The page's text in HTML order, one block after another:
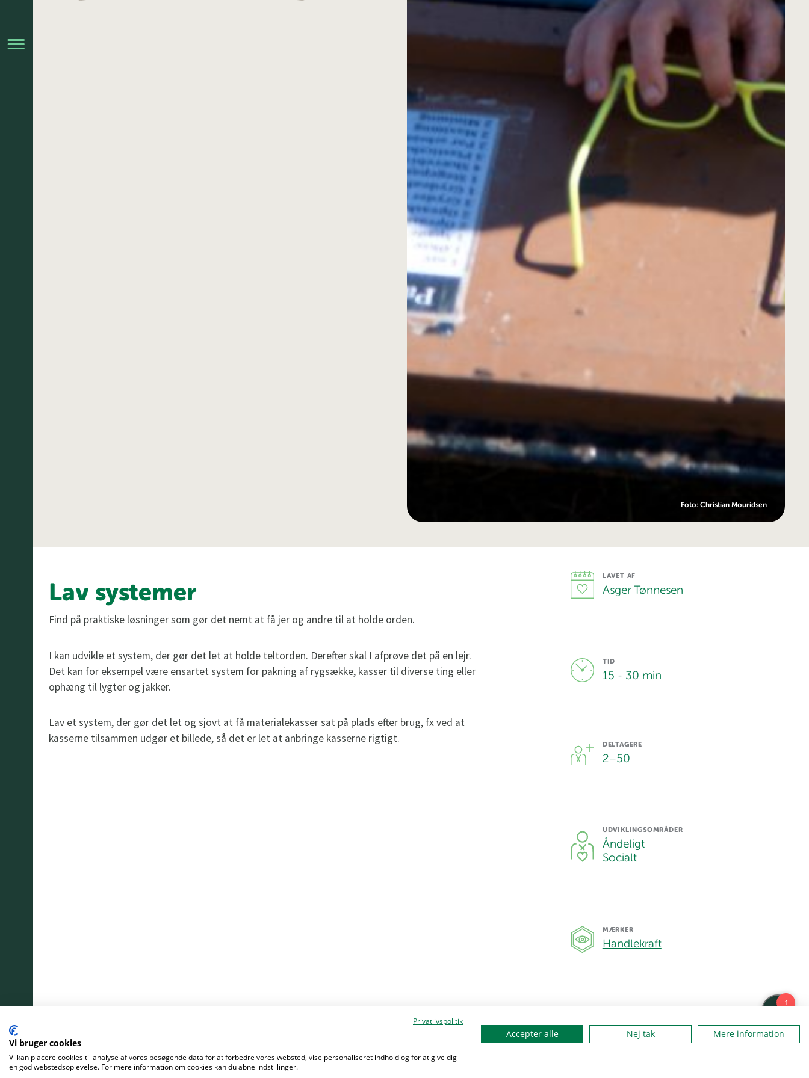
Foto: Christian Mouridsen
Lav systemer
Find på praktiske løsninger som gør det nemt at få jer og andre til at holde orden.
I kan udvikle et system, der gør det let at holde teltorden. Derefter skal I afprøve det på en lejr.
Det kan for eksempel være ensartet system for pakning af rygsække, kasser til diverse ting eller
ophæng til lygter og jakker.
Lav et system, der gør det let og sjovt at få materialekasser sat på plads efter brug, fx ved at
kasserne tilsammen udgør et billede, så det er let at anbringe kasserne rigtigt.
LAVET AF
Asger Tønnesen
TID
15 - 30 min
DELTAGERE
2–50
UDVIKLINGSOMRÅDER
Åndeligt
Socialt
MÆRKER
Handlekraft
Privatlivspolitik
Vi bruger cookies
Vi kan placere cookies til analyse af vores besøgende data for at forbedre vores websted, vise personaliseret indhold og for at give dig
en god webstedsoplevelse. For mere information om cookies kan du åbne indstillinger.
Accepter alle Nej tak Mere information